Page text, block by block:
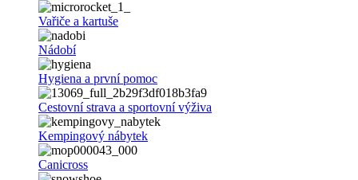
Vařiče a kartuše
Nádobí
Hygiena a první pomoc
Cestovní strava a sportovní výživa
Kempingový nábytek
Canicross